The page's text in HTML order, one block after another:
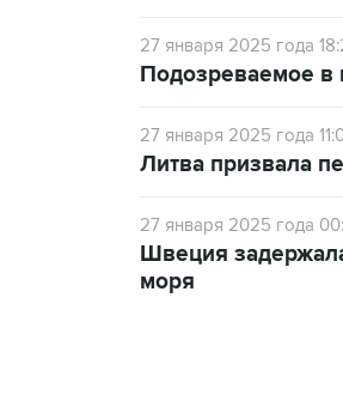
27 января 2025 года
Подозреваемое в
27 января 2025 года
Литва призвала
27 января 2025 года
Швеция
моря